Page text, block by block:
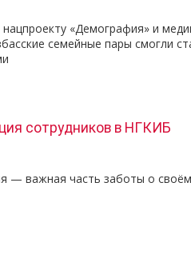
нацпроекту «Демография» и
семейные пары смогли
сотрудников в НГКИБ
— важная часть заботы о